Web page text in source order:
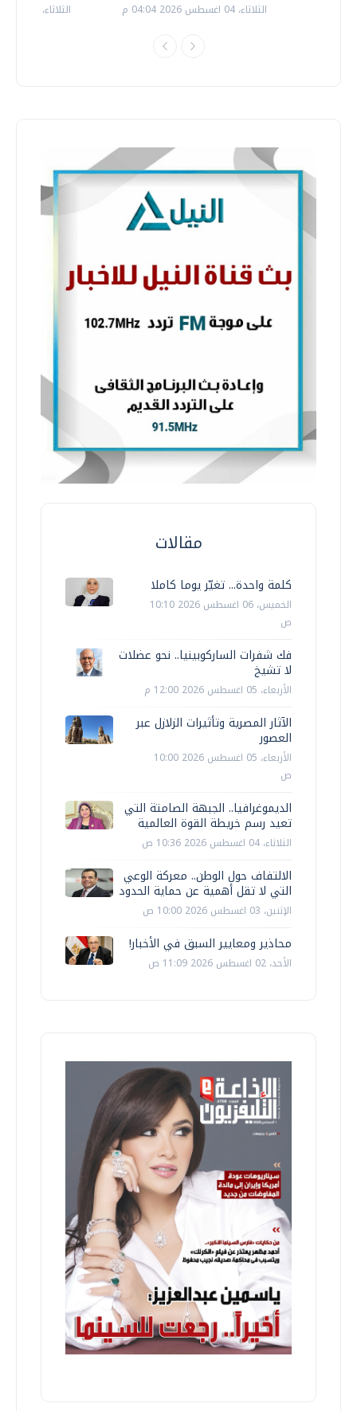
الثلاثاء، 14 يوليو 2026 06:11 م الثلاثاء، 04 اغسطس 2026 04:04 م
مقالات
كلمة واحدة... تغيّر يوما كاملا
الخميس، 06 اغسطس 2026 10:10
ص
فك شفرات الساركوبينيا.. نحو عضلات
لا تشيخ
الأربعاء، 05 اغسطس 2026 12:00 م
الآثار المصرية وتأثيرات الزلازل عبر
العصور
الأربعاء، 05 اغسطس 2026 10:00
ص
الديموغرافيا.. الجبهة الصامتة التي
تعيد رسم خريطة القوة العالمية
الثلاثاء، 04 اغسطس 2026 10:36 ص
الالتفاف حول الوطن.. معركة الوعي
التي لا تقل أهمية عن حماية الحدود
الإثنين، 03 اغسطس 2026 10:00 ص
محاذير ومعايير السبق في الأخبار!
الأحد، 02 اغسطس 2026 11:09 ص